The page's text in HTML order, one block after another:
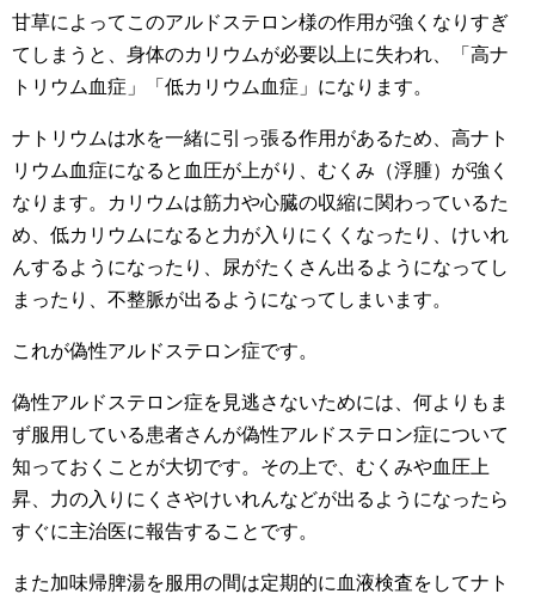
甘草によってこのアルドステロン様の作用が強くなりすぎ
てしまうと、身体のカリウムが必要以上に失われ、「高ナ
トリウム血症」「低カリウム血症」になります。
ナトリウムは水を一緒に引っ張る作用があるため、高ナト
リウム血症になると血圧が上がり、むくみ（浮腫）が強く
なります。カリウムは筋力や心臓の収縮に関わっているた
め、低カリウムになると力が入りにくくなったり、けいれ
んするようになったり、尿がたくさん出るようになってし
まったり、不整脈が出るようになってしまいます。
これが偽性アルドステロン症です。
偽性アルドステロン症を見逃さないためには、何よりもま
ず服用している患者さんが偽性アルドステロン症について
知っておくことが大切です。その上で、むくみや血圧上
昇、力の入りにくさやけいれんなどが出るようになったら
すぐに主治医に報告することです。
また加味帰脾湯を服用の間は定期的に血液検査をしてナト